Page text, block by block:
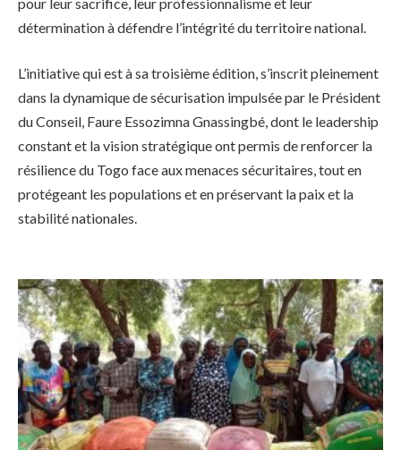
détermination à défendre l’intégrité du territoire national.
L’initiative qui est à sa troisième édition, s’inscrit pleinement
dans la dynamique de sécurisation impulsée par le Président
du Conseil, Faure Essozimna Gnassingbé, dont le leadership
constant et la vision stratégique ont permis de renforcer la
résilience du Togo face aux menaces sécuritaires, tout en
protégeant les populations et en préservant la paix et la
stabilité nationales.